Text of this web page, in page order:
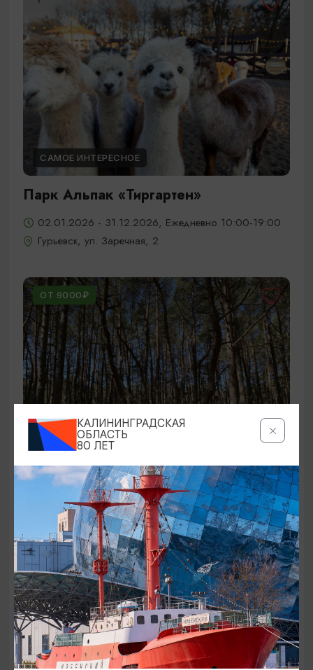
САМОЕ ИНТЕРЕСНОЕ
Парк Альпак «Тиргартен»
02.01.2026 - 31.12.2026, Ежедневно 10:00-19:00
Гурьевск, ул. Заречная, 2
ОТ 9000₽
ЭКСКУРСИИ УЧРЕЖДЕНИЙ КУЛЬТУРЫ
Аудиоспектакль «Истории Куршской
косы»
01.02.2026 - 31.12.2026, 13:00
Куршская коса
ОТ 2500₽
КАЛИНИНГРАДСКАЯ
ОБЛАСТЬ
80 ЛЕТ